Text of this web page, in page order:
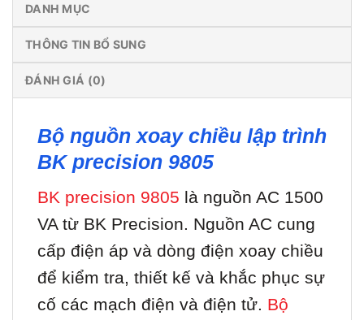
DANH MỤC
THÔNG TIN BỔ SUNG
ĐÁNH GIÁ (0)
Bộ nguồn xoay chiều lập trình
BK precision 9805
BK precision 9805 là nguồn AC 1500
VA từ BK Precision. Nguồn AC cung
cấp điện áp và dòng điện xoay chiều
để kiểm tra, thiết kế và khắc phục sự
cố các mạch điện và điện tử. Bộ